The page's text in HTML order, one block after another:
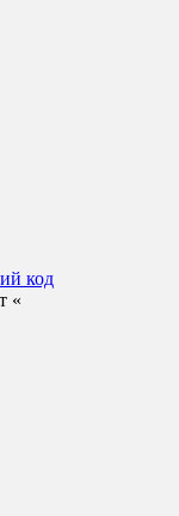
код
«